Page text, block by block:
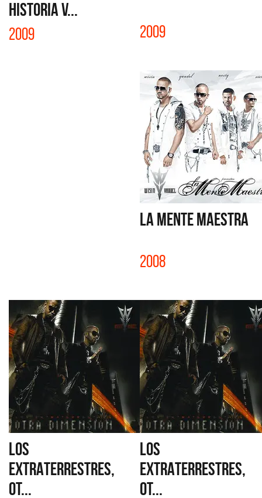
HISTORIA V...
2009 2009
LA MENTE MAESTRA
2008
LOS
EXTRATERRESTRES,
OT...
LOS
EXTRATERRESTRES,
OT...